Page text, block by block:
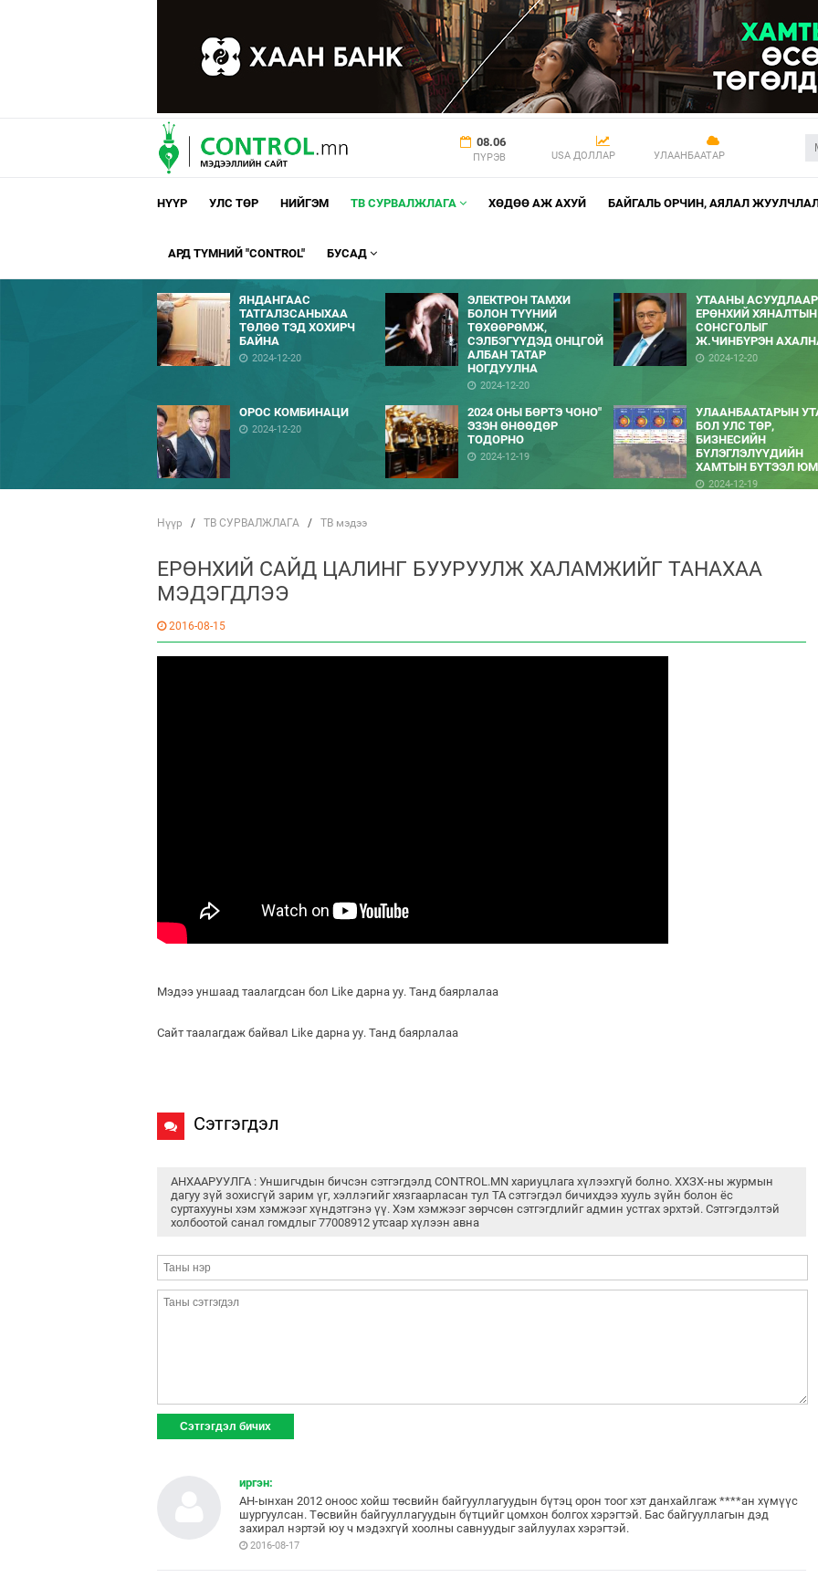
08.06
ПҮРЭВ USA ДОЛЛАР УЛААНБААТАР
НҮҮР УЛС ТӨР НИЙГЭМ ТВ СУРВАЛЖЛАГА ХӨДӨӨ АЖ АХУЙ БАЙГАЛЬ ОРЧИН, АЯЛАЛ
АРД ТҮМНИЙ "CONTROL" БУСАД
ЯНДАНГААС
ТАТГАЛЗСАНЫХАА
ТӨЛӨӨ ТЭД ХОХИРЧ
БАЙНА
2024-12-20
ЭЛЕКТРОН ТАМХИ
БОЛОН ТҮҮНИЙ
ТӨХӨӨРӨМЖ,
СЭЛБЭГҮҮДЭД ОНЦГОЙ
АЛБАН ТАТАР
НОГДУУЛНА
2024-12-20
УТААНЫ АСУУДЛААР
ЕРӨНХИЙ ХЯНАЛТЫН
СОНСГОЛЫГ
Ж.ЧИНБҮРЭН
2024-12-20
ОРОС КОМБИНАЦИ
2024-12-20
2024 ОНЫ БӨРТЭ ЧОНО"
ЭЗЭН ӨНӨӨДӨР
ТОДОРНО
2024-12-19
УЛААНБААТАРЫН
БОЛ УЛС ТӨР,
БИЗНЕСИЙН
БҮЛЭГЛЭЛҮҮДИЙН
ХАМТЫН БҮТЭЭЛ ЮМ
2024-12-19
Нүүр / ТВ СУРВАЛЖЛАГА / ТВ мэдээ
ЕРӨНХИЙ САЙД ЦАЛИНГ БУУРУУЛЖ ХАЛАМЖИЙГ ТАНАХАА
МЭДЭГДЛЭЭ
2016-08-15
Мэдээ уншаад таалагдсан бол Like дарна уу. Танд баярлалаа
Сайт таалагдаж байвал Like дарна уу. Танд баярлалаа
Сэтгэгдэл
АНХААРУУЛГА : Уншигчдын бичсэн сэтгэгдэлд CONTROL.MN хариуцлага хүлээхгүй болно. ХХЗХ-ны журмын
дагуу зүй зохисгүй зарим үг, хэллэгийг хязгаарласан тул ТА сэтгэгдэл бичихдээ хууль зүйн болон ёс
суртахууны хэм хэмжээг хүндэтгэнэ үү. Хэм хэмжээг зөрчсөн сэтгэгдлийг админ устгах эрхтэй. Сэтгэгдэлтэй
холбоотой санал гомдлыг 77008912 утсаар хүлээн авна
иргэн:
АН-ынхан 2012 оноос хойш төсвийн байгууллагуудын бүтэц орон тоог хэт данхайлгаж ****ан хүмүүс
шургуулсан. Төсвийн байгууллагуудын бүтцийг цомхон болгох хэрэгтэй. Бас байгууллагын дэд
захирал нэртэй юу ч мэдэхгүй хоолны савнуудыг зайлуулах хэрэгтэй.
2016-08-17